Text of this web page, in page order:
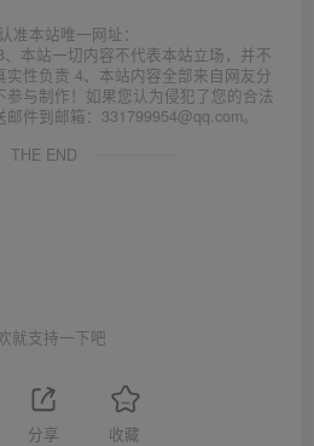
准本站唯一网址：
本站一切内容不代表本站立场，并不
性负责 4、本站内容全部来自网友分
与制作！如果您认为侵犯了您的合法
件到邮箱：331799954@qq.com。
THE END
就支持一下吧
分享 收藏